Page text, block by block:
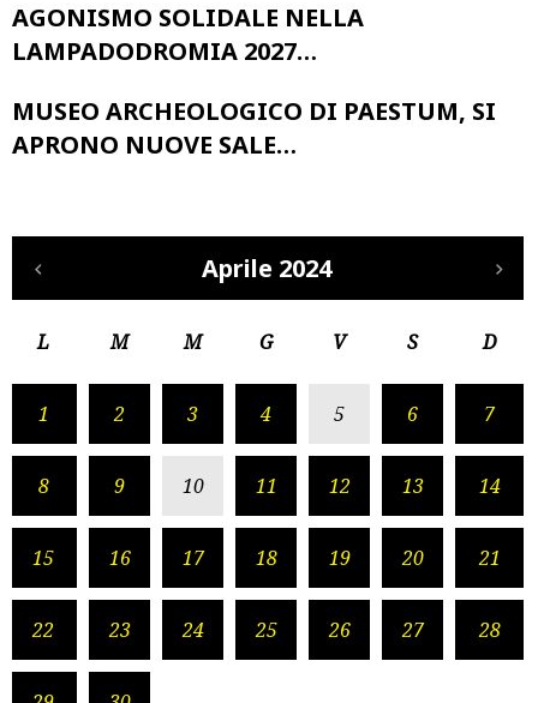
AGONISMO SOLIDALE NELLA
LAMPADODROMIA 2027…
MUSEO ARCHEOLOGICO DI PAESTUM, SI
APRONO NUOVE SALE…
Aprile 2024
L M M G V S D
1 2 3 4 5 6 7
8 9 10 11 12 13 14
15 16 17 18 19 20 21
22 23 24 25 26 27 28